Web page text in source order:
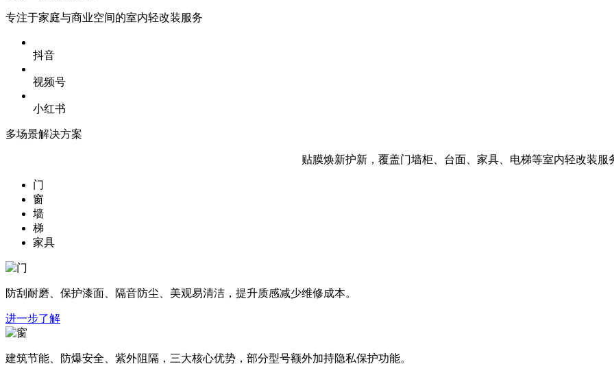
专注于家庭与商业空间的室内轻改装服务
抖音
视频号
小红书
多场景解决方案
贴膜焕新护新，覆盖门墙柜、台面、家具、电梯等室内轻改装服
门
窗
墙
梯
家具
防刮耐磨、保护漆面、隔音防尘、美观易清洁，提升质感减少维修成本。
进一步了解
建筑节能、防爆安全、紫外阻隔，三大核心优势，部分型号额外加持隐私保护功能。